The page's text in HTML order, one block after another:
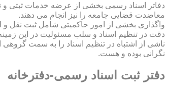
دفاتر اسناد رسمی بخشی از عرضه خدمات ثبتی و
معاضدت قضایی جامعه را نیز انجام می دهند.
واگذاری بخشی از امور حاکمیتی شامل ثبت نقل
دقت در تنظیم اسناد و سلب مسئولیت در این
ناشی از اشتباه در تنظیم اسناد را به سمت
نگرانی بوده و هست.
دفتر ثبت اسناد رسمی-دفترخانه